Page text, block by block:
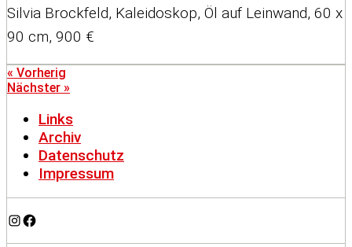
Silvia Brockfeld, Kaleidoskop, Öl auf Leinwand, 60 x
90 cm, 900 €
« Vorherig
Nächster »
Links
Archiv
Datenschutz
Impressum
Instagram
Facebook